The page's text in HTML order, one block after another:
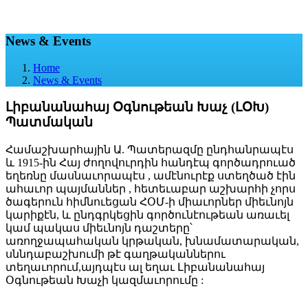
News & Events
Home
News & Events
Լիբանանահայ Օգնութեան Խաչ (ԼՕԽ)
Պատմական
Համաշխարհային Ա. Պատերազմը ընդհանրապէս
և 1915-ին Հայ ժողովուրդին հանդէպ գործադրուած
եղեռնը մասնաւորապէս , ամէնուրէք ստեղծած էին
ահաւոր պայմաններ , հետեւաբար աշխարհի չորս
ծագերուն հիմնուեցան ՀՕՄ-ի միաւորներ միեւնոյն
կարիքէն, և ընդգրկեցին գործունէութեան առաւել
կամ պակաս միեւնոյն դաշտերը՝
առողջապահական կրթական, խնամատարական,
սննդաբաշխումի թէ գաղթականներու
տեղաւորում,այդպէս ալ եղաւ Լիբանանահայ
Օգնութեան Խաչի կազմաւորումը :